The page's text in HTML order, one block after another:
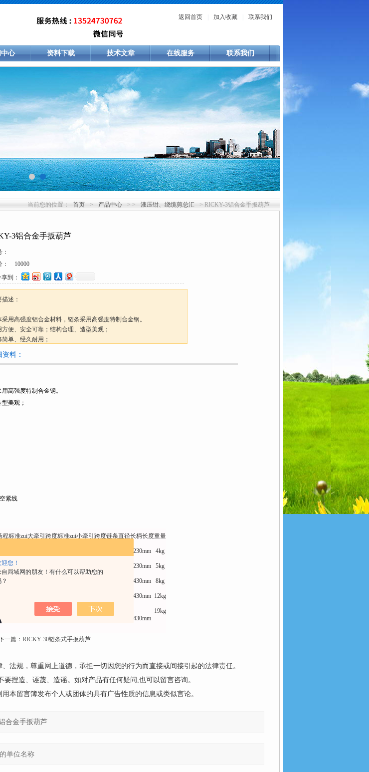
您！
自局域网的朋友！有什么可以帮助您的
返回首页 加入收藏 联系我们
心 资料下载 技术文章 在线服务 联系我们
当前您的位置： 首页 > 产品中心 > > 液压钳、绕缆剪总汇 > RICKY-3铝合金手扳葫芦
3铝合金手扳葫芦
10000
到：
述：
采用高强度铝合金材料，链条采用高强度特制合金钢。
方便、安全可靠；结构合理、造型美观；
简单、经久耐用；
力小、工作效率高；
特小、重量特轻、携带方便。
：
金钢链条，长度可按要求订制
程
料：
高强度特制合金钢。
美观；
紧线
程标准zui大牵引跨度标准zui小牵引跨度链条直径长柄长度重量
230mm 4kg
230mm 5kg
430mm 8kg
430mm 12kg
430mm
19kg
一篇： RICKY-30链条式手扳葫芦
法规，尊重网上道德，承担一切因您的行为而直接或间接引起的法律责任。
捏造、诬蔑、造谣。如对产品有任何疑问,也可以留言咨询。
本留言簿发布个人或团体的具有广告性质的信息或类似言论。